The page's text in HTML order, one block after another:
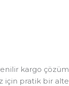
kargo
pratik bir